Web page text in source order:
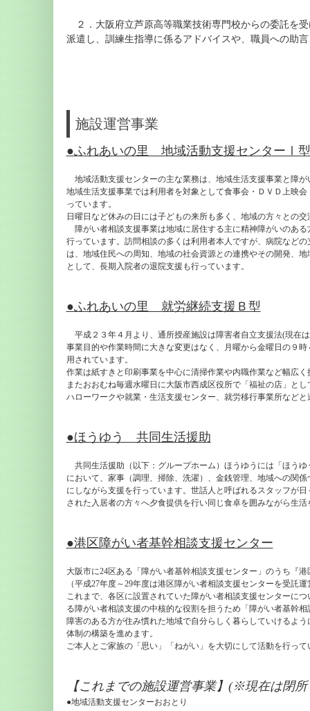
２．大阪府立芦原高等職業技術専門校からの委託を
派遣し、訓練生指導に係るアドバイスや、職員への助
施設運営事業
●ふれあいの里 地域活動支援センターⅠ型
地域活動支援センターの主な業務は、地域生活支援事業と障が
地域生活支援事業では利用者を対象として食事会・ＤＶＤ上映
っています。
日曜日など休みの日には子どもの来所も多く、地域の方々との
障がい者相談支援事業は地域に居住する主に精神障がいのあ
行っています。訪問相談の多くは利用者本人ですが、病院など
は、地域住民への周知、地域の社会資源との連携やその開発、
として、長期入院者の退院支援も行っています。
●ふれあいの里 就労継続支援Ｂ型
平成２３年４月より、通所授産施設は障害者自立支援法(現在
事業目的や作業時間に大きな変更はなく、月曜から金曜日の９
用されています。
作業は紙すきと印刷事業を中心に清掃作業や内職作業など幅広く
またおおむね毎週水曜日に大阪市西成区役所で「福祉の店」と
ハローワークや就業・生活支援センター、就労移行事業所など
●ほうゆう 共同生活援助
共同生活援助（以下：グループホーム）ほうゆうには「ほう
において、家事（調理、掃除、洗濯）、金銭管理、地域への関
にしながら支援を行っています。世話人と呼ばれるスタッフが
された入居者の方々へ夕食提供を行い同じ食卓を囲みながら生
●港区障がい者基幹相談支援センター
大阪市に24区ある「障がい者基幹相談支援センター」のうち『
（平成27年度～29年度は港区障がい者相談支援センターを受託
これまで、各区に設置されていた障がい者相談支援センターに
る障がい者相談支援の中核的な役割を担うため「障がい者基幹
障害のある方が住み慣れた地域で自分らしく暮らしていけるよう
体制の構築を進めます。
ご本人とご家族の「思い」「ねがい」を大切にして活動を行って
【これまでの施設運営事業】(※現在は閉
●地域活動支援センターおおとり